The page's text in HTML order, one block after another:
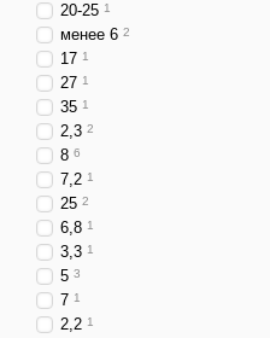
20-25 1
менее 6 2
17 1
27 1
35 1
2,3 2
8 6
7,2 1
25 2
6,8 1
3,3 1
5 3
7 1
2,2 1